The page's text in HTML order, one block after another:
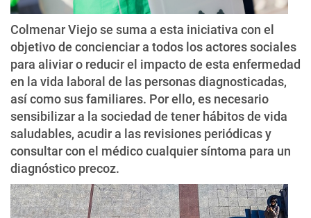
Colmenar Viejo se suma a esta iniciativa con el
objetivo de concienciar a todos los actores sociales
para aliviar o reducir el impacto de esta enfermedad
en la vida laboral de las personas diagnosticadas,
así como sus familiares. Por ello, es necesario
sensibilizar a la sociedad de tener hábitos de vida
saludables, acudir a las revisiones periódicas y
consultar con el médico cualquier síntoma para un
diagnóstico precoz.